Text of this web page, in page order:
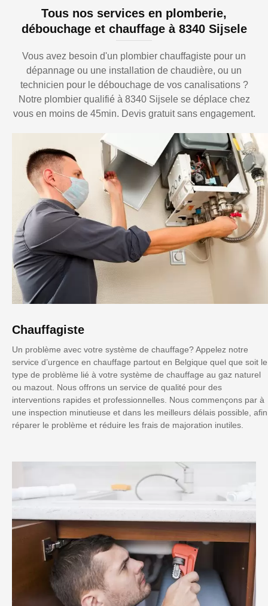
Tous nos services en plomberie,
débouchage et chauffage à 8340 Sijsele
Vous avez besoin d'un plombier chauffagiste pour un
dépannage ou une installation de chaudière, ou un
technicien pour le débouchage de vos canalisations ?
Notre plombier qualifié à 8340 Sijsele se déplace chez
vous en moins de 45min. Devis gratuit sans engagement.
Chauffagiste
Un problème avec votre système de chauffage? Appelez notre
service d’urgence en chauffage partout en Belgique quel que soit le
type de problème lié à votre système de chauffage au gaz naturel
ou mazout. Nous offrons un service de qualité pour des
interventions rapides et professionnelles. Nous commençons par à
une inspection minutieuse et dans les meilleurs délais possible, afin
réparer le problème et réduire les frais de majoration inutiles.